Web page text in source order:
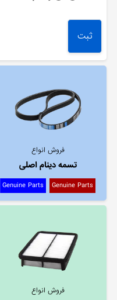
فروش انواع
تسمه دینام اصلی
Genuine Parts
Genuine Parts
فروش انواع